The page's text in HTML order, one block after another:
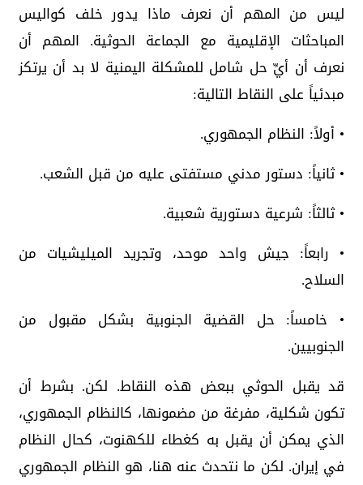
ليس من المهم أن نعرف ماذا يدور خلف كواليس
المباحثات الإقليمية مع الجماعة الحوثية. المهم أن
نعرف أن أيِّ حل شامل للمشكلة اليمنية لا بد أن يرتكز
مبدئياً على النقاط التالية:
• أولاً: النظام الجمهوري.
• ثانياً: دستور مدني مستفتى عليه من قبل الشعب.
• ثالثاً: شرعية دستورية شعبية.
• رابعاً: جيش واحد موحد، وتجريد الميليشيات من
السلاح.
• خامساً: حل القضية الجنوبية بشكل مقبول من
الجنوبيين.
قد يقبل الحوثي ببعض هذه النقاط. لكن. بشرط أن
تكون شكلية، مفرغة من مضمونها، كالنظام الجمهوري،
الذي يمكن أن يقبل به كغطاء للكهنوت، كحال النظام
في إيران. لكن ما نتحدث عنه هنا، هو النظام الجمهوري